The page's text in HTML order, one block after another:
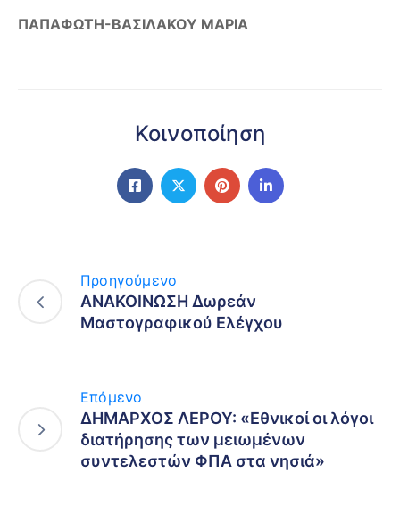
ΠΑΠΑΦΩΤΗ-ΒΑΣΙΛΑΚΟΥ ΜΑΡΙΑ
Κοινοποίηση
Προηγούμενο
ΑΝΑΚΟΙΝΩΣΗ Δωρεάν
Μαστογραφικού Ελέγχου
Επόμενο
ΔΗΜΑΡΧΟΣ ΛΕΡΟΥ: «Εθνικοί οι λόγοι
διατήρησης των μειωμένων
συντελεστών ΦΠΑ στα νησιά»